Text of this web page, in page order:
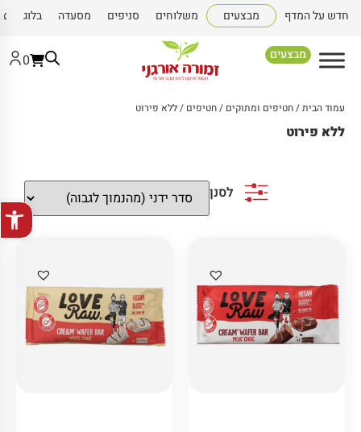
פתח
חדש על המדף מבצעים משלוחים סניפים מסעדה בלוג
מבצעים 0
עמוד הבית/חטיפים ומתוקים /חטיפים / ללא פירוט
ללא פירוט
לסנן